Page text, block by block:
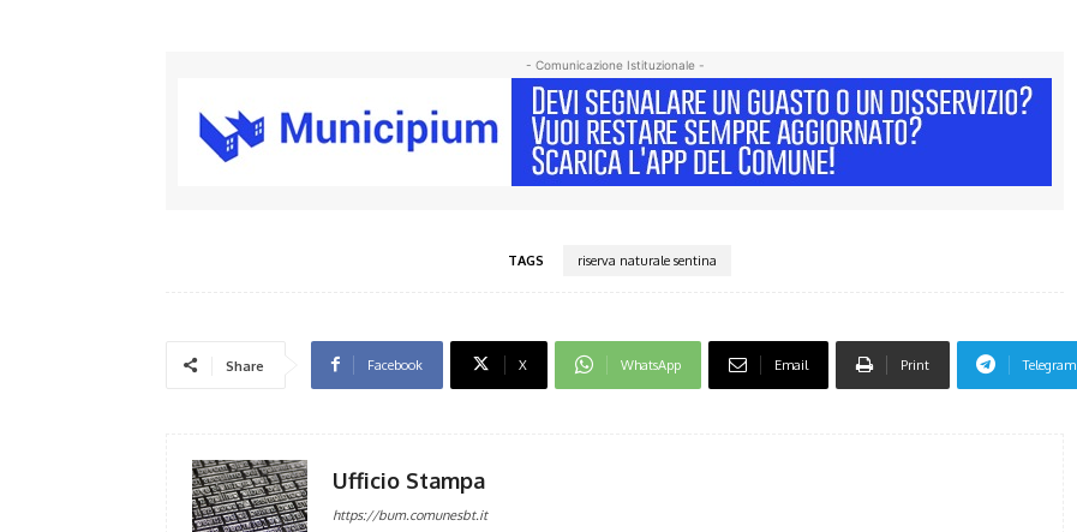
- Comunicazione Istituzionale -
TAGS riserva naturale sentina
Share Facebook X WhatsApp Email Print Telegram
Ufficio Stampa
https://bum.comunesbt.it